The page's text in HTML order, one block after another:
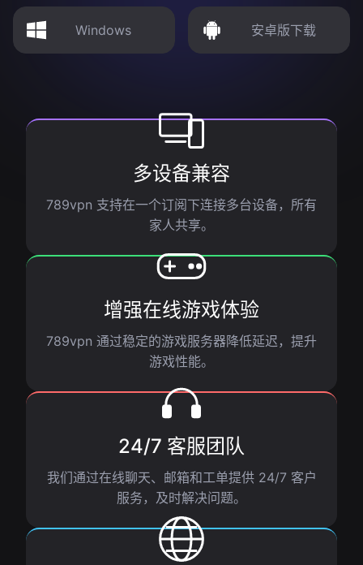
Windows 安卓版下载
多设备兼容
789vpn 支持在一个订阅下连接多台设备，所有
家人共享。
增强在线游戏体验
789vpn 通过稳定的游戏服务器降低延迟，提升
游戏性能。
24/7 客服团队
我们通过在线聊天、邮箱和工单提供 24/7 客户
服务，及时解决问题。